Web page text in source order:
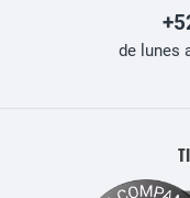
de lunes